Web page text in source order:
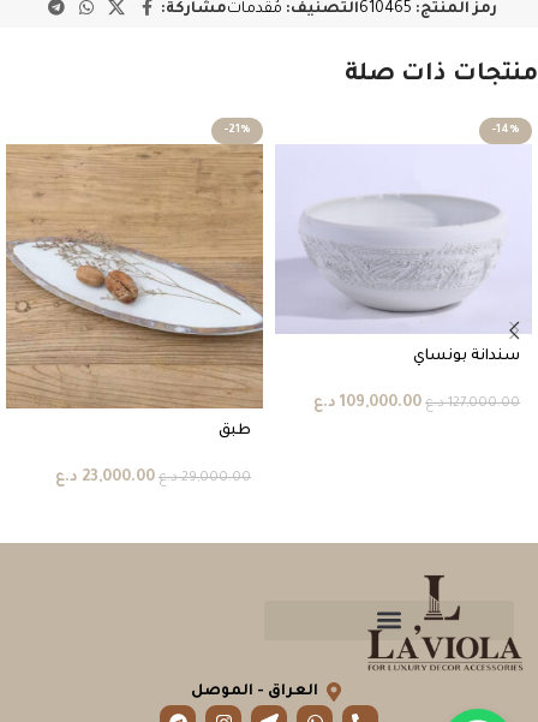
رمز المنتج: 610465التصنيف: مُقدماتمشاركة:
منتجات ذات صلة
-14%
سندانة بونساي
127,000.00 د.ع 109,000.00 د.ع
-21%
طبق
29,000.00 د.ع 23,000.00 د.ع
العراق - الموصل